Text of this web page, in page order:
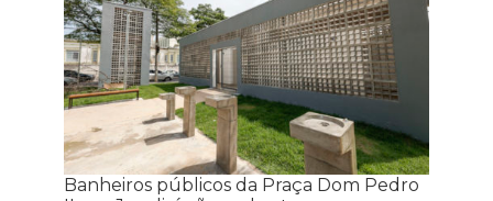
Banheiros públicos da Praça Dom Pedro